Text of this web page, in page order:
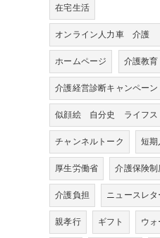
在宅生活
オンライン人力車 介
ホームページ
介護教育
介護経営診断キャンペーン
似顔絵 自分史 ライフ
チャンネルトーク
短
厚生労働省
介護保険
介護負担
ニュースレタ
親孝行
ギフト ウ